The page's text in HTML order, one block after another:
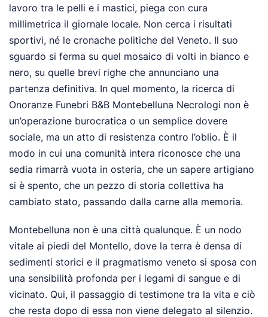
lavoro tra le pelli e i mastici, piega con cura
millimetrica il giornale locale. Non cerca i risultati
sportivi, né le cronache politiche del Veneto. Il suo
sguardo si ferma su quel mosaico di volti in bianco e
nero, su quelle brevi righe che annunciano una
partenza definitiva. In quel momento, la ricerca di
Onoranze Funebri B&B Montebelluna Necrologi non è
un’operazione burocratica o un semplice dovere
sociale, ma un atto di resistenza contro l’oblio. È il
modo in cui una comunità intera riconosce che una
sedia rimarrà vuota in osteria, che un sapere artigiano
si è spento, che un pezzo di storia collettiva ha
cambiato stato, passando dalla carne alla memoria.
Montebelluna non è una città qualunque. È un nodo
vitale ai piedi del Montello, dove la terra è densa di
sedimenti storici e il pragmatismo veneto si sposa con
una sensibilità profonda per i legami di sangue e di
vicinato. Qui, il passaggio di testimone tra la vita e ciò
che resta dopo di essa non viene delegato al silenzio.